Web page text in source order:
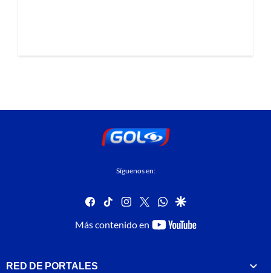
Síguenos en:
facebook
tiktok instagram
twitterwhatsapp
google
Más contenido en
youtube-
RED DE PORTALES